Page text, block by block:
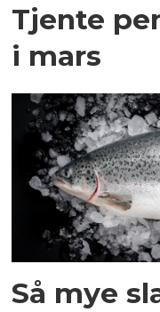
Tjente
i mars
Så mye